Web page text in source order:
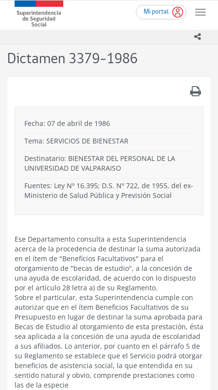
contenido
Mi portal
Toggle
Superintendencia
de
-
Dictamen 3379-1986
Fecha: 07 de abril de 1986
Tema: SERVICIOS DE BIENESTAR
Destinatario: BIENESTAR DEL PERSONAL DE LA
UNIVERSIDAD DE VALPARAISO
Fuentes: Ley Nº 16.395; D.S. Nº 722, de 1955, del ex-
Ministerio de Salud Pública y Previsión Social
Ese Departamento consulta a esta Superintendencia
acerca de la procedencia de destinar la suma autorizada
en el ítem de "Beneficios Facultativos" para el
otorgamiento de "becas de estudio", a la concesión de
una ayuda de escolaridad, de acuerdo con lo dispuesto
por el artículo 28 letra a) de su Reglamento.
Sobre el particular, esta Superintendencia cumple con
autorizar que en el ítem Beneficios Facultativos de su
Presupuesto en lugar de destinar la suma aprobada para
Becas de Estudio al otorgamiento de esta prestación, ésta
sea aplicada a la concesión de una ayuda de escolaridad
a sus afiliados. Lo anterior, por cuanto en el párrafo 5 de
su Reglamento se establece que el Servicio podrá otorgar
beneficios de asistencia social, la que entendida en su
sentido natural y obvio, comprende prestaciones como
las de la especie